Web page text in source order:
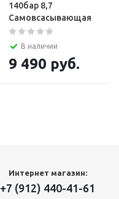
140бар 8,7
Самовсасывающая
В наличии
9 490 руб.
Интернет магазин:
+7 (912) 440-41-61